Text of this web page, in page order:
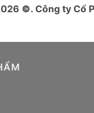
©. Công ty Cổ